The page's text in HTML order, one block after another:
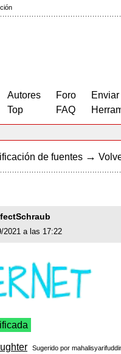
Autores
Top
Foro
FAQ
de fuentes →
2021 a las 17:22
Sugerido por